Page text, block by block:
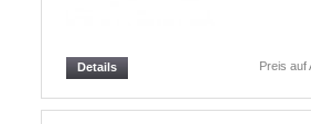
Preis auf
Details